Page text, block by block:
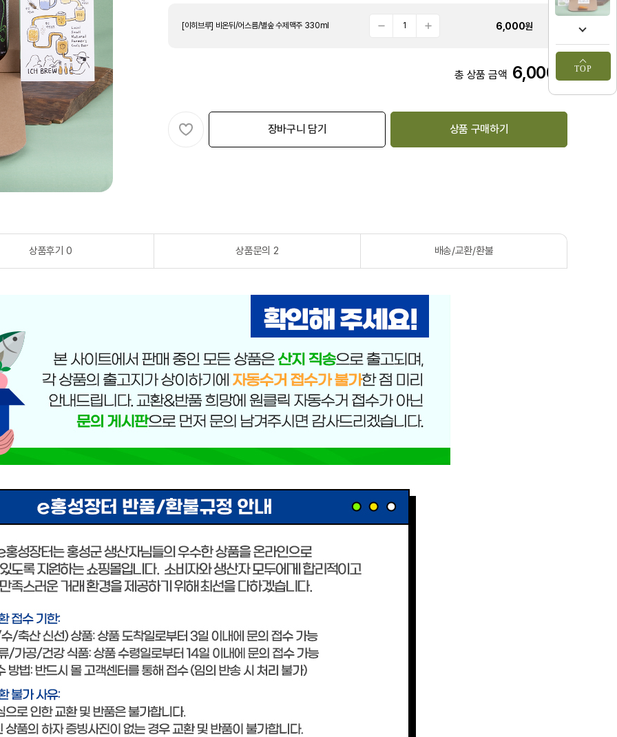
TOP
[이히브루] 비온뒤/어스름/별숲 수제맥주 330ml 6,000원
총 상품 금액 6,000원
장바구니 담기 상품 구매하기
상품후기 0 상품문의 2 배송/교환/환불